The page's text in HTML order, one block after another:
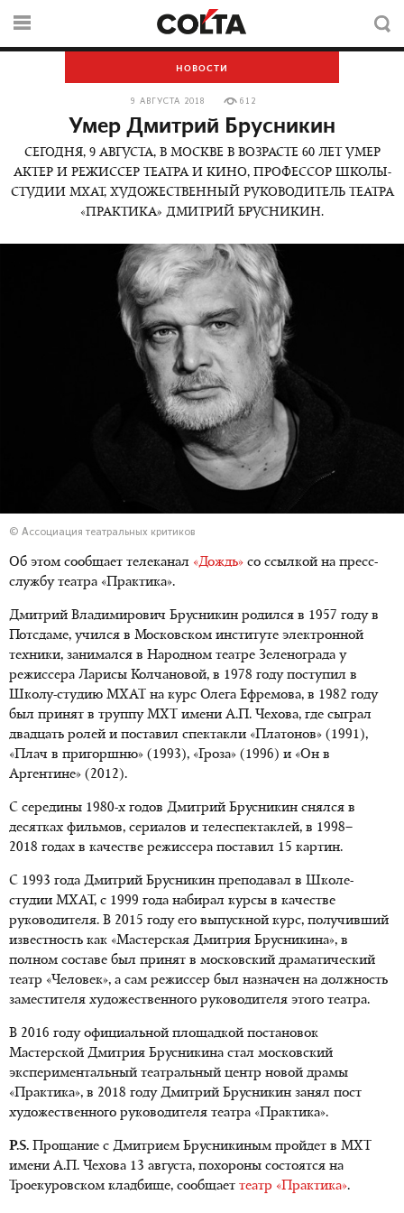
НОВОСТИ
9 АВГУСТА 2018 612
Умер Дмитрий Брусникин
СЕГОДНЯ, 9 АВГУСТА, В МОСКВЕ В ВОЗРАСТЕ 60 ЛЕТ УМЕР
АКТЕР И РЕЖИССЕР ТЕАТРА И КИНО, ПРОФЕССОР ШКОЛЫ-
СТУДИИ МХАТ, ХУДОЖЕСТВЕННЫЙ РУКОВОДИТЕЛЬ ТЕАТРА
«ПРАКТИКА» ДМИТРИЙ БРУСНИКИН.
© Ассоциация театральных критиков
Об этом сообщает телеканал «Дождь» со ссылкой на пресс-
службу театра «Практика».
Дмитрий Владимирович Брусникин родился в 1957 году в
Потсдаме, учился в Московском институте электронной
техники, занимался в Народном театре Зеленограда у
режиссера Ларисы Колчановой, в 1978 году поступил в
Школу-студию МХАТ на курс Олега Ефремова, в 1982 году
был принят в труппу МХТ имени А.П. Чехова, где сыграл
двадцать ролей и поставил спектакли «Платонов» (1991),
«Плач в пригоршню» (1993), «Гроза» (1996) и «Он в
Аргентине» (2012).
С середины 1980-х годов Дмитрий Брусникин снялся в
десятках фильмов, сериалов и телеспектаклей, в 1998–
2018 годах в качестве режиссера поставил 15 картин.
С 1993 года Дмитрий Брусникин преподавал в Школе-
студии МХАТ, с 1999 года набирал курсы в качестве
руководителя. В 2015 году его выпускной курс, получивший
известность как «Мастерская Дмитрия Брусникина», в
полном составе был принят в московский драматический
театр «Человек», а сам режиссер был назначен на должность
заместителя художественного руководителя этого театра.
В 2016 году официальной площадкой постановок
Мастерской Дмитрия Брусникина стал московский
экспериментальный театральный центр новой драмы
«Практика», в 2018 году Дмитрий Брусникин занял пост
художественного руководителя театра «Практика».
P.S. Прощание с Дмитрием Брусникиным пройдет в МХТ
имени А.П. Чехова 13 августа, похороны состоятся на
Троекуровском кладбище, сообщает театр «Практика».